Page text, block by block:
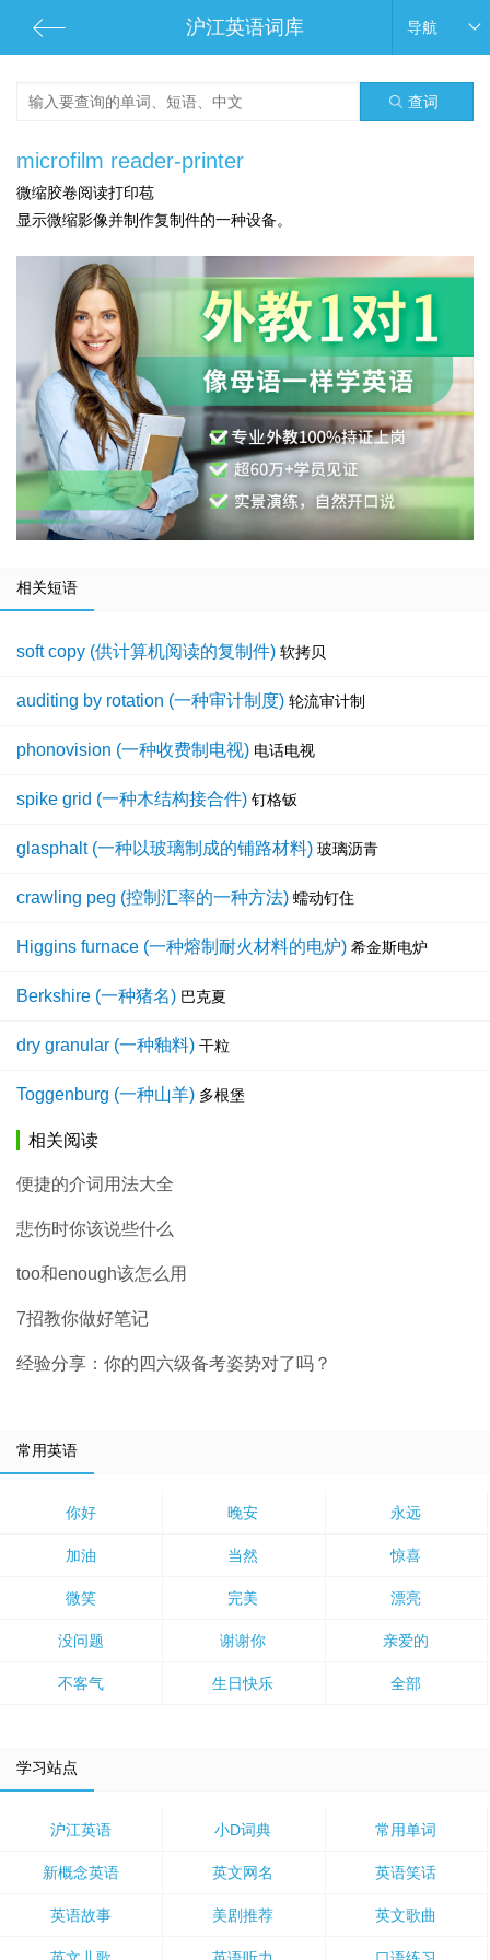
沪江英语词库 导航
查词
microfilm reader-printer
微缩胶卷阅读打印苞
显示微缩影像并制作复制件的一种设备。
相关短语
soft copy (供计算机阅读的复制件) 软拷贝
auditing by rotation (一种审计制度) 轮流审计制
phonovision (一种收费制电视) 电话电视
spike grid (一种木结构接合件) 钉格钣
glasphalt (一种以玻璃制成的铺路材料) 玻璃沥青
crawling peg (控制汇率的一种方法) 蠕动钉住
Higgins furnace (一种熔制耐火材料的电炉) 希金斯电炉
Berkshire (一种猪名) 巴克夏
dry granular (一种釉料) 干粒
Toggenburg (一种山羊) 多根堡
相关阅读
便捷的介词用法大全
悲伤时你该说些什么
too和enough该怎么用
7招教你做好笔记
经验分享：你的四六级备考姿势对了吗？
常用英语
你好 晚安 永远
加油 当然 惊喜
微笑 完美 漂亮
没问题 谢谢你 亲爱的
不客气 生日快乐 全部
学习站点
沪江英语 小D词典 常用单词
新概念英语 英文网名 英语笑话
英语故事 美剧推荐 英文歌曲